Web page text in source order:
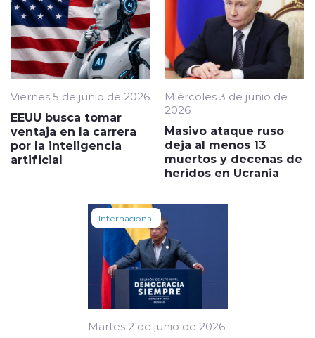
Viernes 5 de junio de 2026
EEUU busca tomar
ventaja en la carrera
por la inteligencia
artificial
Miércoles 3 de junio de
2026
Masivo ataque ruso
deja al menos 13
muertos y decenas de
heridos en Ucrania
Internacional
Martes 2 de junio de 2026